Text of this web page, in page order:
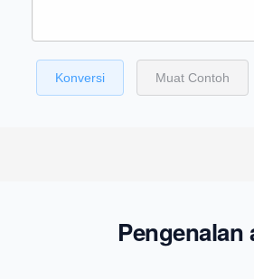
Konversi Muat Contoh
Pengenalan